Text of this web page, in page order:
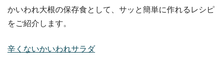
かいわれ大根の保存食として、サッと簡単に作れるレシピ
をご紹介します。
辛くないかいわれサラダ